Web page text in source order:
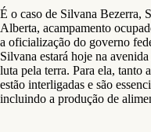
É o caso de Silvana Bezerra,
Alberta, acampamento
a oficialização do governo
Silvana estará hoje na
luta pela terra. Para ela, tanto
estão interligadas e são
incluindo a produção de